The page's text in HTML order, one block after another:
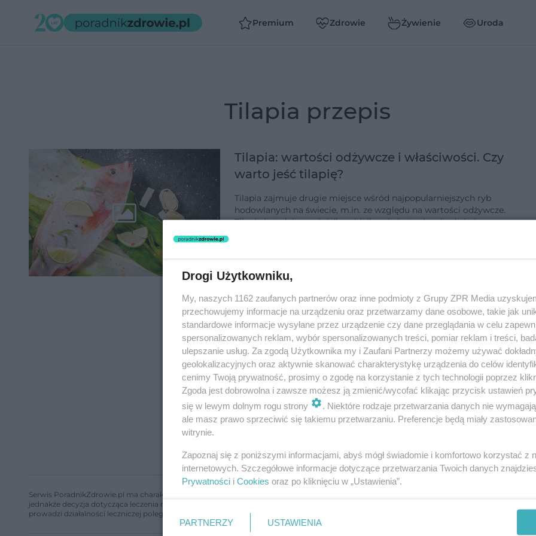
Premium Zdrowie Żywienie Uroda
tilapia przepis
Tilapia: wartości odżywcze i właściwości. Czy
warto jeść tilapię?
Tilapia zajmuje drugie miejsce wśród najpopularniejszych ryb
hodowlanych na świecie, m.in. ze względu na wartości odżywcze.
Tilapia jest dobrym źródłem białka, ale jest rybą chudą i nie
Serwis PoradnikZdrowie.pl ma charakter edukacyjny, nie stanowi i nie zastępuje porady lekarskiej. Redakcja serwisu dokłada wszelkich
jednakże decyzja dotycząca leczenia należy do lekarza. Redakcja i wydawca serwisu nie ponoszą odpowiedzialności wynikającej z
prowadzi działalności leczniczej polegającej na udzielaniu świadczeń zdrowotnych w rozumieniu art. 3 ust 1 ustawy o działalności leczniczej.
Drogi Użytkowniku,
My, naszych 1162 zaufanych partnerów oraz inne podmioty z Grupy ZPR Media
przechowujemy informacje na urządzeniu oraz przetwarzamy dane osobowe, takie jak
standardowe informacje wysyłane przez urządzenie czy dane przeglądania w celu
spersonalizowanych reklam, wybór spersonalizowanych treści, pomiar reklam i treści,
ulepszanie usług. Za zgodą Użytkownika my i Zaufani Partnerzy możemy używać
geolokalizacyjnych oraz aktywnie skanować charakterystykę urządzenia do celów
cenimy Twoją prywatność, prosimy o zgodę na korzystanie z tych technologii poprzez
Zgoda jest dobrowolna i zawsze możesz ją zmienić/wycofać klikając przycisk ustawień
się w lewym dolnym rogu strony
. Niektóre rodzaje przetwarzania danych nie
ale masz prawo sprzeciwić się takiemu przetwarzaniu. Preferencje będą miały
witrynie.
Zapoznaj się z poniższymi informacjami, abyś mógł świadomie i komfortowo korzystać z
internetowych. Szczegółowe informacje dotyczące przetwarzania Twoich danych
Prywatności i Cookies oraz po kliknięciu w „Ustawienia”.
PARTNERZY USTAWIENIA